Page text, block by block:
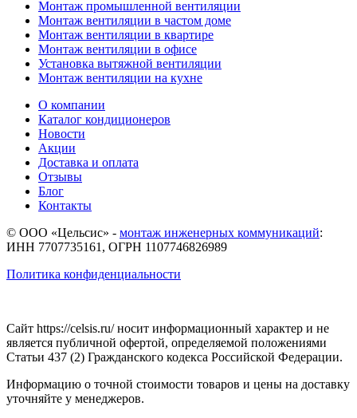
Монтаж промышленной вентиляции
Монтаж вентиляции в частом доме
Монтаж вентиляции в квартире
Монтаж вентиляции в офисе
Установка вытяжной вентиляции
Монтаж вентиляции на кухне
О компании
Каталог кондиционеров
Новости
Акции
Доставка и оплата
Отзывы
Блог
Контакты
© ООО «Цельсис» - монтаж инженерных коммуникаций:
ИНН 7707735161, ОГРН 1107746826989
Политика конфиденциальности
Сайт https://celsis.ru/ носит информационный характер и не
является публичной офертой, определяемой положениями
Статьи 437 (2) Гражданского кодекса Российской Федерации.
Информацию о точной стоимости товаров и цены на доставку
уточняйте у менеджеров.